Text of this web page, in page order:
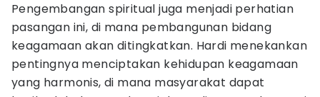
Pengembangan spiritual juga menjadi perhatian
pasangan ini, di mana pembangunan bidang
keagamaan akan ditingkatkan. Hardi menekankan
pentingnya menciptakan kehidupan keagamaan
yang harmonis, di mana masyarakat dapat